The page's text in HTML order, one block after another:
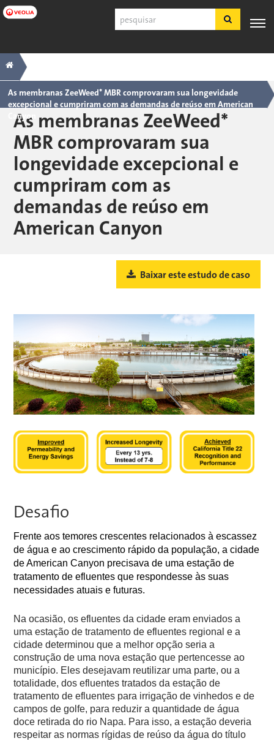
Pular
para
principal
Pesquisar
Navegação
principal
ESPECIALIZAÇÃO
Português
SDS
COA
Sobre
Carreiras
Inscreva-se
Fazer login
Fale conosco
Trilha
As membranas ZeeWeed* MBR comprovaram sua longevidade
excepcional e cumpriram com as demandas de reúso em American
Canyon
As membranas ZeeWeed*
MBR comprovaram sua
longevidade excepcional e
cumpriram com as
demandas de reúso em
American Canyon
Baixar este estudo de caso
Desafio
Frente aos temores crescentes relacionados à escassez
de água e ao crescimento rápido da população, a cidade
de American Canyon precisava de uma estação de
tratamento de efluentes que respondesse às suas
necessidades atuais e futuras.
Na ocasião, os efluentes da cidade eram enviados a
uma estação de tratamento de efluentes regional e a
cidade determinou que a melhor opção seria a
construção de uma nova estação que pertencesse ao
município. Eles desejavam reutilizar uma parte, ou a
totalidade, dos efluentes tratados da estação de
tratamento de efluentes para irrigação de vinhedos e de
campos de golfe, para reduzir a quantidade de água
doce retirada do rio Napa. Para isso, a estação deveria
respeitar as normas rígidas de reúso da água do título